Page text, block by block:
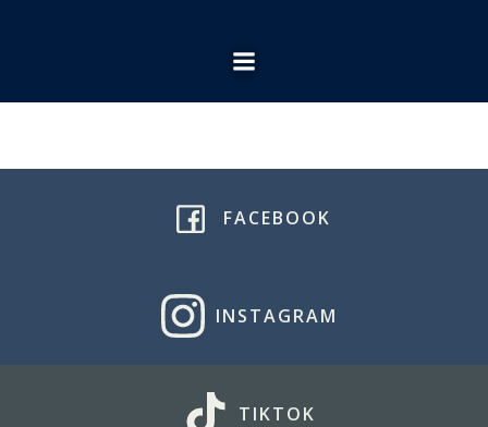
de
FACEBOOK
INSTAGRAM
TIKTOK